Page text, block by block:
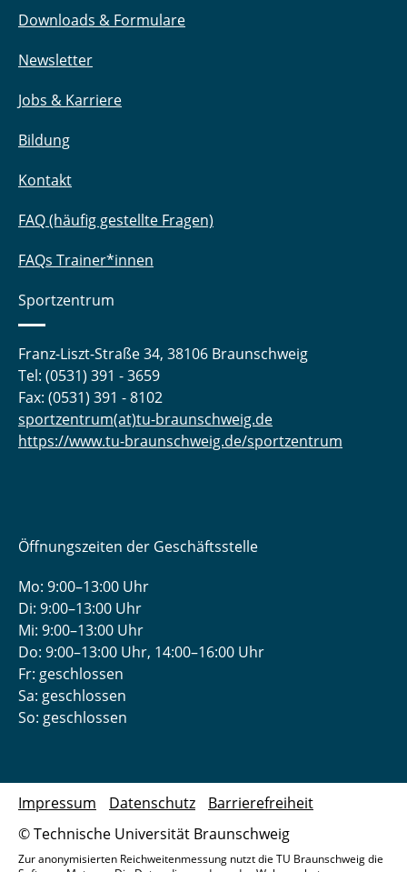
Downloads & Formulare
Newsletter
Jobs & Karriere
Bildung
Kontakt
FAQ (häufig gestellte Fragen)
FAQs Trainer*innen
Sportzentrum
Franz-Liszt-Straße 34, 38106 Braunschweig
Tel: (0531) 391 - 3659
Fax: (0531) 391 - 8102
sportzentrum(at)tu-braunschweig.de
https://www.tu-braunschweig.de/sportzentrum
Öffnungszeiten der Geschäftsstelle
Mo: 9:00–13:00 Uhr
Di: 9:00–13:00 Uhr
Mi: 9:00–13:00 Uhr
Do: 9:00­–13:00 Uhr, 14:00­–16:00 Uhr
Fr: geschlossen
Sa: geschlossen
So: geschlossen
© Technische Universität Braunschweig
Impressum Datenschutz Barrierefreiheit
Zur anonymisierten Reichweitenmessung nutzt die TU Braunschweig die